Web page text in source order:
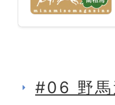
#06 野馬